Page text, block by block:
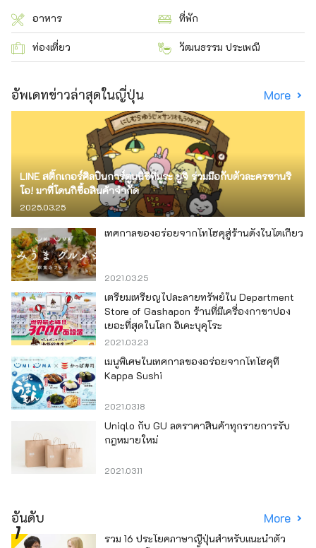
อาหาร ที่พัก
ท่องเที่ยว วัฒนธรรม ประเพณี
อัพเดทข่าวล่าสุดในญี่ปุ่น More
LINE สติ๊กเกอร์ศิลปินการ์ตูนนิชิทีมูระ ยูจิ ร่วมมือกับตัวละครซานริ
โอ! มาที่โดนกิซื้อสินค้าจำกัด
2025.03.25
เทศกาลของอร่อยจากโทโฮคุสู่ร้านดังในโตเกียว
2021.03.25
เตรียมเหรียญไปละลายทรัพย์ใน Department
Store of Gashapon ร้านที่มีเครื่องกาชาปอง
เยอะที่สุดในโลก อิเคะบุคุโระ
2021.03.23
เมนูพิเศษในเทศกาลของอร่อยจากโทโฮคุที่
Kappa Sushi
2021.03.18
Uniqlo กับ GU ลดราคาสินค้าทุกรายการรับ
กฎหมายใหม่
2021.03.11
อันดับ More
รวม 16 ประโยคภาษาญี่ปุ่นสำหรับแนะนำตัว